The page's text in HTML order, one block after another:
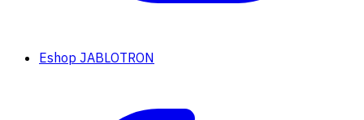
Eshop JABLOTRON